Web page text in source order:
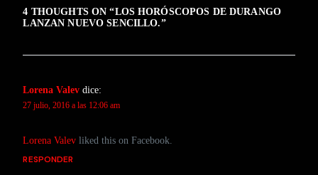
4 THOUGHTS ON “LOS HORÓSCOPOS DE DURANGO
LANZAN NUEVO SENCILLO.”
Lorena Valev dice:
27 julio, 2016 a las 12:06 am
Lorena Valev liked this on Facebook.
RESPONDER